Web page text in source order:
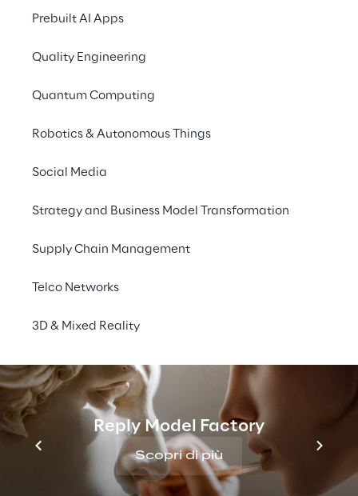
Prebuilt AI Apps
Quality Engineering
Quantum Computing
Robotics & Autonomous Things
Social Media
Strategy and Business Model Transformation
Supply Chain Management
Telco Networks
3D & Mixed Reality
Reply Model Factory
Scopri di più
per soddisfare questa
massiccia domanda
PhiAcademy aveva
bisogno di una nuova
LO SCENARIO
Affrontare la sfida della
crescita internazionale
startup a Vienna nel 2015 e da allora vende
prodotti di bellezza in oltre 160 Paesi. Questi
includono, ad esempio, ciglia e pigmenti
colorati per il trucco permanente di
sopracciglia e labbra. Oggi PhiAcademy è
leader di mercato nel commercio B2B di